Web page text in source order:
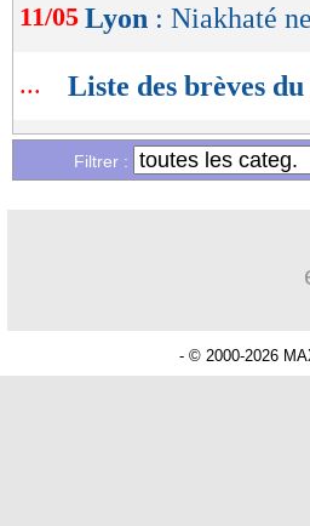
11/05 Lyon : Niakhaté
... Liste des brèves
Liste des brèves
Filtrer :
- © 2000-2026